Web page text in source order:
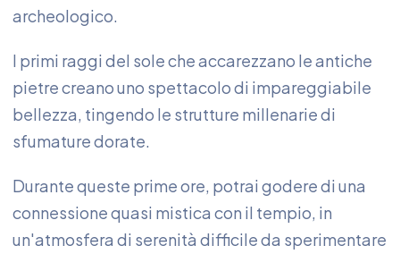
archeologico.
I primi raggi del sole che accarezzano le antiche
pietre creano uno spettacolo di impareggiabile
bellezza, tingendo le strutture millenarie di
sfumature dorate.
Durante queste prime ore, potrai godere di una
connessione quasi mistica con il tempio, in
un'atmosfera di serenità difficile da sperimentare